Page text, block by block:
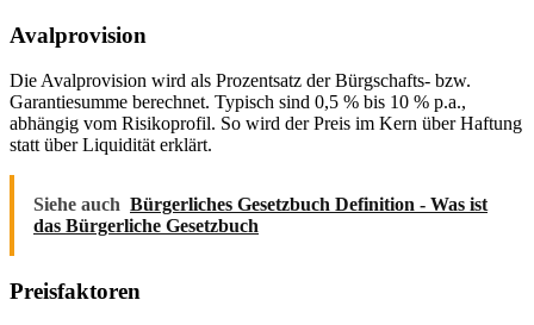
Avalprovision
Die Avalprovision wird als Prozentsatz der Bürgschafts- bzw.
Garantiesumme berechnet. Typisch sind 0,5 % bis 10 % p.a.,
abhängig vom Risikoprofil. So wird der Preis im Kern über Haftung
statt über Liquidität erklärt.
Siehe auch Bürgerliches Gesetzbuch Definition - Was ist
das Bürgerliche Gesetzbuch
Preisfaktoren